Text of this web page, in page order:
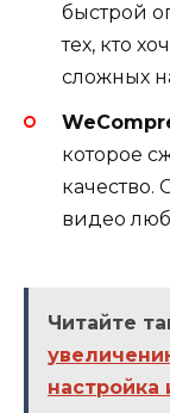
быстрой
тех, кто
сложных
которое
качество.
видео
Читайте
настройка